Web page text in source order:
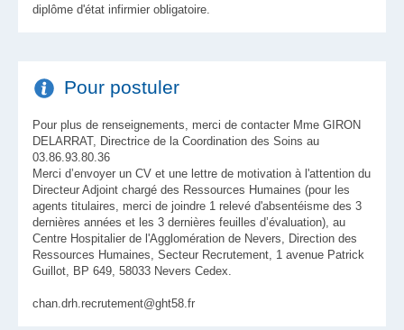
diplôme d'état infirmier obligatoire.
Pour postuler
Pour plus de renseignements, merci de contacter Mme GIRON
DELARRAT, Directrice de la Coordination des Soins au
03.86.93.80.36
Merci d’envoyer un CV et une lettre de motivation à l'attention du
Directeur Adjoint chargé des Ressources Humaines (pour les
agents titulaires, merci de joindre 1 relevé d'absentéisme des 3
dernières années et les 3 dernières feuilles d’évaluation), au
Centre Hospitalier de l'Agglomération de Nevers, Direction des
Ressources Humaines, Secteur Recrutement, 1 avenue Patrick
Guillot, BP 649, 58033 Nevers Cedex.
chan.drh.recrutement@ght58.fr